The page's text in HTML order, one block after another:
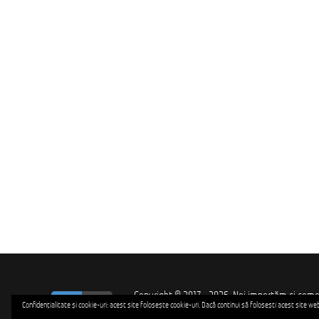
Confidențialitate și cookie-uri: acest site folosește cookie-uri. Dacă continui să folosești acest site
ro ru
Copyright © 2017 - 2026. Noi importăm și
profesioniștii care ne apără independența,